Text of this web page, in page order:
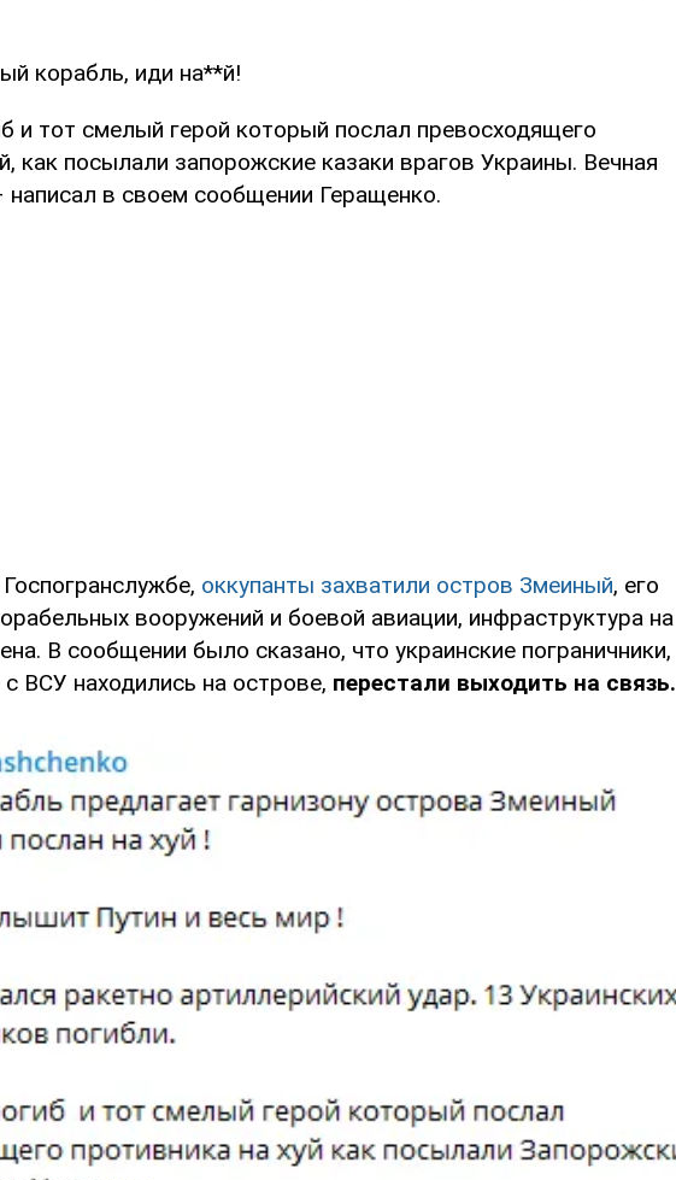
корабль, иди на**й!
и тот смелый герой который послал превосходящего
как посылали запорожские казаки врагов Украины. Вечная
написал в своем сообщении Геращенко.
оккупанты захватили остров Змеиный, его
вооружений и боевой авиации, инфраструктура на
В сообщении было сказано, что украинские пограничники,
ВСУ находились на острове, перестали выходить на связь.